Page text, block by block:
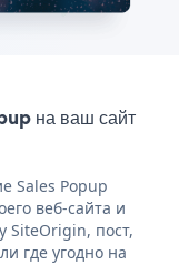
на ваш сайт
Sales Popup
веб-сайта и
SiteOrigin, пост,
где угодно на